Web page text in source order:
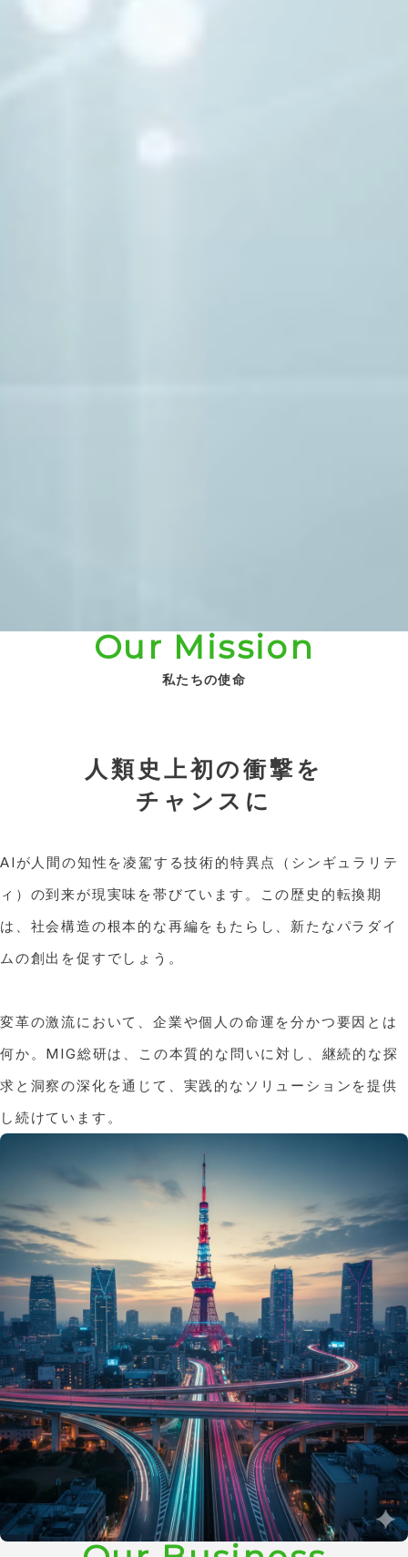
Our Mission
私たちの使命
人類史上初の衝撃を
チャンスに
AIが人間の知性を凌駕する技術的特異点（シンギュラリテ
ィ）の到来が現実味を帯びています。この歴史的転換期
は、社会構造の根本的な再編をもたらし、新たなパラダイ
ムの創出を促すでしょう。
変革の激流において、企業や個人の命運を分かつ要因とは
何か。MIG総研は、この本質的な問いに対し、継続的な探
求と洞察の深化を通じて、実践的なソリューションを提供
し続けています。